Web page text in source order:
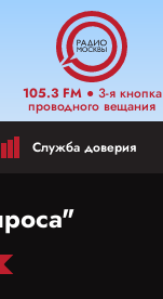
105.3 FM● 3-я кнопка
проводного вещания
Служба доверия